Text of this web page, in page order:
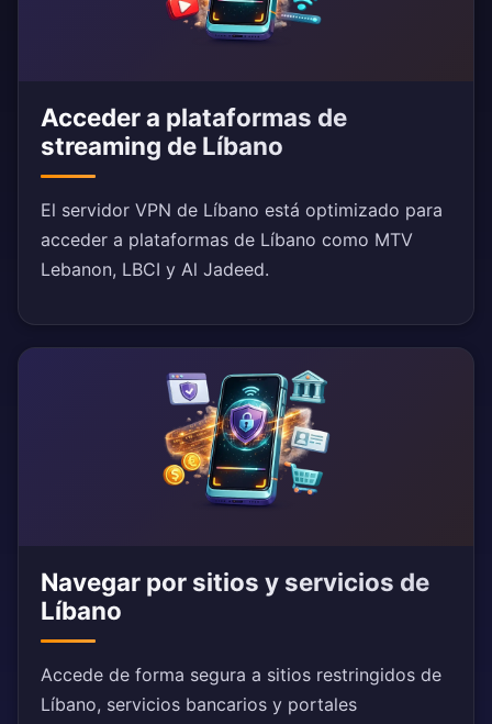
Acceder a plataformas de
streaming de Líbano
El servidor VPN de Líbano está optimizado para
acceder a plataformas de Líbano como MTV
Lebanon, LBCI y Al Jadeed.
Navegar por sitios y servicios de
Líbano
Accede de forma segura a sitios restringidos de
Líbano, servicios bancarios y portales